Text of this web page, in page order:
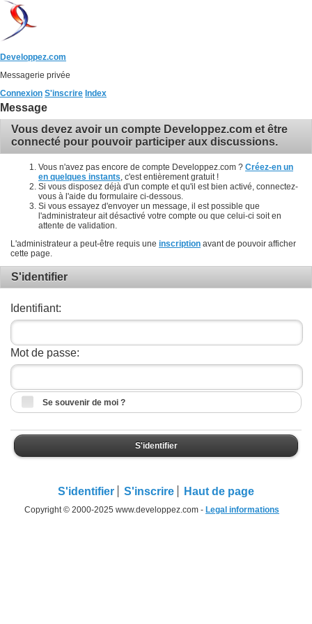
Developpez.com
Messagerie privée
Connexion S'inscrire Index
Message
Vous devez avoir un compte Developpez.com et être
connecté pour pouvoir participer aux discussions.
Vous n'avez pas encore de compte Developpez.com ? Créez-en un
en quelques instants , c'est entièrement gratuit !
Si vous disposez déjà d'un compte et qu'il est bien activé, connectez-
vous à l'aide du formulaire ci-dessous.
Si vous essayez d'envoyer un message, il est possible que
l'administrateur ait désactivé votre compte ou que celui-ci soit en
attente de validation.
L'administrateur a peut-être requis une inscription avant de pouvoir afficher
cette page.
S'identifier
Identifiant:
Mot de passe:
Se souvenir de moi ?
S'identifier
S'identifier S'inscrire Haut de page
Copyright © 2000-2025 www.developpez.com - Legal informations